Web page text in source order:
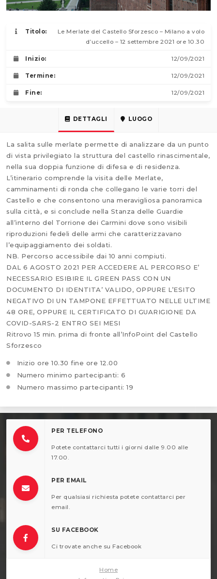
Titolo:
Le Merlate del Castello Sforzesco – Milano a volo
d’uccello – 12 settembre 2021 ore 10.30
Inizio: 12/09/2021
Termine: 12/09/2021
Fine: 12/09/2021
DETTAGLI LUOGO
La salita sulle merlate permette di analizzare da un punto
di vista privilegiato la struttura del castello rinascimentale,
nella sua doppia funzione di difesa e di residenza.
L’itinerario comprende la visita delle Merlate,
camminamenti di ronda che collegano le varie torri del
Castello e che consentono una meravigliosa panoramica
sulla città, e si conclude nella Stanza delle Guardie
all’interno del Torrione dei Carmini dove sono visibili
riproduzioni fedeli delle armi che caratterizzavano
l’equipaggiamento dei soldati.
NB. Percorso accessibile dai 10 anni compiuti.
DAL 6 AGOSTO 2021 PER ACCEDERE AL PERCORSO E’
NECESSARIO ESIBIRE IL GREEN PASS CON UN
DOCUMENTO DI IDENTITA’ VALIDO, OPPURE L’ESITO
NEGATIVO DI UN TAMPONE EFFETTUATO NELLE ULTIME
48 ORE, OPPURE IL CERTIFICATO DI GUARIGIONE DA
COVID-SARS-2 ENTRO SEI MESI
Ritrovo 15 min. prima di fronte all’InfoPoint del Castello
Sforzesco
Inizio ore 10.30 fine ore 12.00
Numero minimo partecipanti: 6
Numero massimo partecipanti: 19
PER TELEFONO
Potete contattarci tutti i giorni dalle 9.00 alle
17.00.
PER EMAIL
Per qualsiasi richiesta potete contattarci per
email.
SU FACEBOOK
Ci trovate anche su Facebook
Home